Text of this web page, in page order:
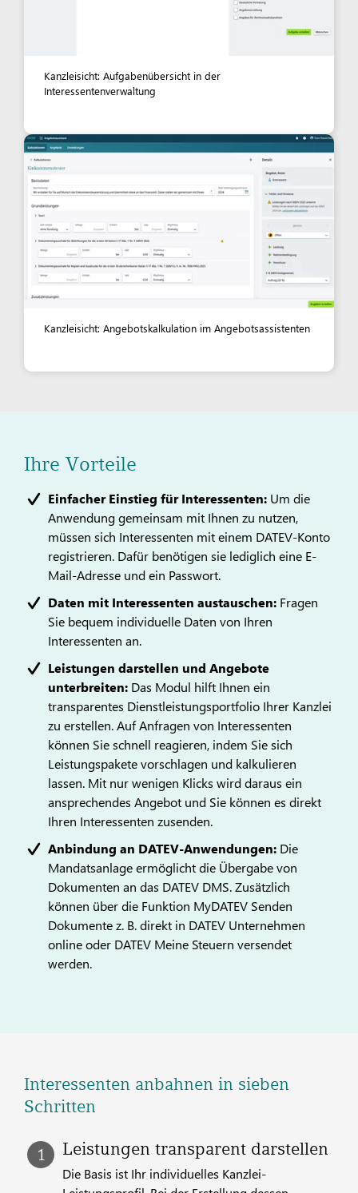
Kanzleisicht: Aufgabenübersicht in der
Interessentenverwaltung
Kanzleisicht: Angebotskalkulation im Angebotsassistenten
Ihre Vorteile
Einfacher Einstieg für Interessenten: Um die
Anwendung gemeinsam mit Ihnen zu nutzen,
müssen sich Interessenten mit einem DATEV-Konto
registrieren. Dafür benötigen sie lediglich eine E-
Mail-Adresse und ein Passwort.
Daten mit Interessenten austauschen: Fragen
Sie bequem individuelle Daten von Ihren
Interessenten an.
Leistungen darstellen und Angebote
unterbreiten: Das Modul hilft Ihnen ein
transparentes Dienstleistungsportfolio Ihrer Kanzlei
zu erstellen. Auf Anfragen von Interessenten
können Sie schnell reagieren, indem Sie sich
Leistungspakete vorschlagen und kalkulieren
lassen. Mit nur wenigen Klicks wird daraus ein
ansprechendes Angebot und Sie können es direkt
Ihren Interessenten zusenden.
Anbindung an DATEV-Anwendungen: Die
Mandatsanlage ermöglicht die Übergabe von
Dokumenten an das DATEV DMS. Zusätzlich
können über die Funktion MyDATEV Senden
Dokumente z. B. direkt in DATEV Unternehmen
online oder DATEV Meine Steuern versendet
werden.
Interessenten anbahnen in sieben
Schritten
Leistungen transparent darstellen
Die Basis ist Ihr individuelles Kanzlei-